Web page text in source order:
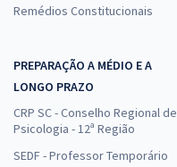
Remédios Constitucionais
PREPARAÇÃO A MÉDIO E A
LONGO PRAZO
CRP SC - Conselho Regional de
Psicologia - 12ª Região
SEDF - Professor Temporário